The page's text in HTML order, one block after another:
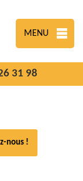
MENU
31 98
nous !